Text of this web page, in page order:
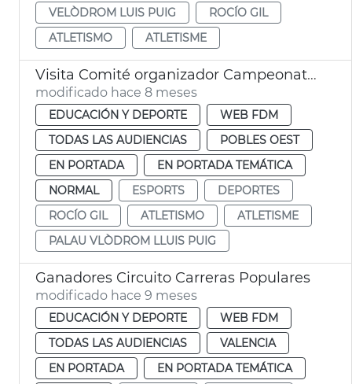
VELÒDROM LUIS PUIG
ROCÍO GIL
ATLETISMO
ATLETISME
Visita Comité organizador Campeonato de Atletismo 2027
modificado hace 8 meses
EDUCACIÓN Y DEPORTE
WEB FDM
TODAS LAS AUDIENCIAS
POBLES OEST
EN PORTADA
EN PORTADA TEMÁTICA
NORMAL
ESPORTS
DEPORTES
ROCÍO GIL
ATLETISMO
ATLETISME
PALAU VLÒDROM LLUIS PUIG
Ganadores Circuito Carreras Populares
modificado hace 9 meses
EDUCACIÓN Y DEPORTE
WEB FDM
TODAS LAS AUDIENCIAS
VALENCIA
EN PORTADA
EN PORTADA TEMÁTICA